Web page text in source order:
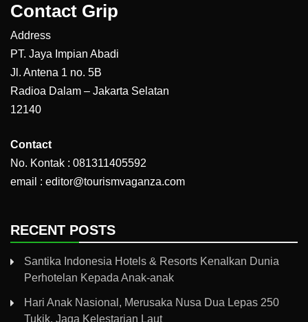
Contact Grip
Address
PT. Jaya Impian Abadi
Jl. Antena 1 no. 5B
Radioa Dalam – Jakarta Selatan
12140
Contact
No. Kontak : 081311405592
email : editor@tourismvaganza.com
RECENT POSTS
Santika Indonesia Hotels & Resorts Kenalkan Dunia
Perhotelan Kepada Anak-anak
Hari Anak Nasional, Merusaka Nusa Dua Lepas 250
Tukik, Jaga Kelestarian Laut